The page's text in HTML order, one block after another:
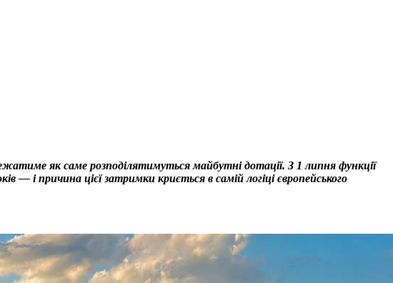
як саме розподілятимуться майбутні дотації. З 1 липня функції
— і причина цієї затримки криється в самій логіці європейського